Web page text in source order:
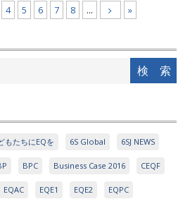
4 5 6 7 8 ...
»
もたちにEQを 6S Global 6SJ NEWS
BPC Business Case 2016 CEQF
EQAC EQE1 EQE2 EQPC